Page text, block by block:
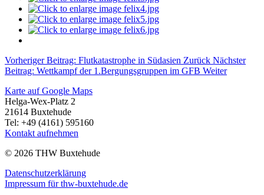
Vorheriger Beitrag: Flutkatastrophe in Südasien Zurück Nächster
Beitrag: Wettkampf der 1.Bergungsgruppen im GFB Weiter
Karte auf Google Maps
Helga-Wex-Platz 2
21614 Buxtehude
Tel: +49 (4161) 595160
Kontakt aufnehmen
© 2026 THW Buxtehude
Datenschutzerklärung
Impressum für thw-buxtehude.de